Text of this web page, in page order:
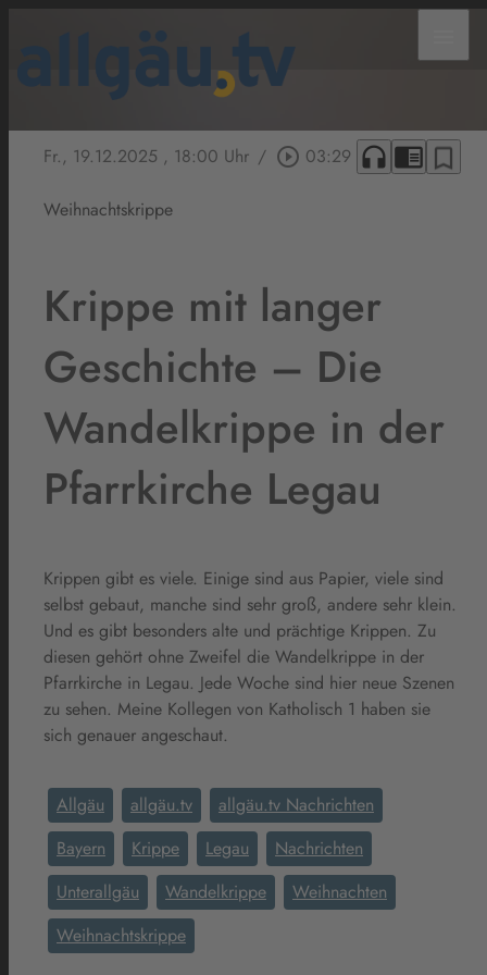
Fr., 19.12.2025 , 18:00 Uhr / play_circle_outline 03:29 headphones chrome_reader_mode bookmark_border
Weihnachtskrippe
Krippe mit langer
Geschichte – Die
Wandelkrippe in der
Pfarrkirche Legau
Krippen gibt es viele. Einige sind aus Papier, viele sind
selbst gebaut, manche sind sehr groß, andere sehr klein.
Und es gibt besonders alte und prächtige Krippen. Zu
diesen gehört ohne Zweifel die Wandelkrippe in der
Pfarrkirche in Legau. Jede Woche sind hier neue Szenen
zu sehen. Meine Kollegen von Katholisch 1 haben sie
sich genauer angeschaut.
Allgäu allgäu.tv
allgäu.tv Nachrichten
Bayern
Krippe Legau
Nachrichten
Unterallgäu
Wandelkrippe
Weihnachten
Weihnachtskrippe